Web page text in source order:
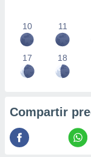
10 11
17 18
Compartir